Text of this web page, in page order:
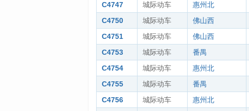
C4747
城际动车 惠州北
C4750
城际动车 佛山西
C4751
城际动车 佛山西
C4753
城际动车 番禺
C4754
城际动车 惠州北
C4755
城际动车 番禺
C4756
城际动车 惠州北